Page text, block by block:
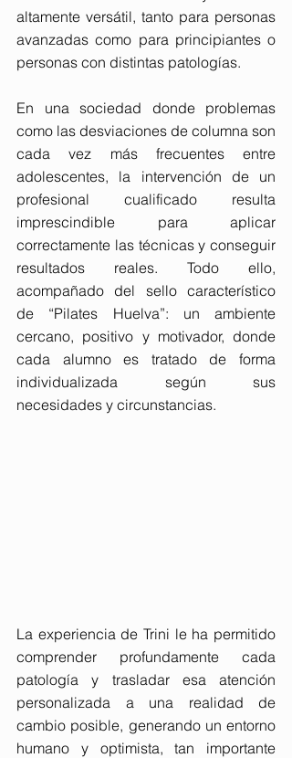
altamente versátil, tanto para personas
avanzadas como para principiantes o
personas con distintas patologías.
En una sociedad donde problemas
como las desviaciones de columna son
cada vez más frecuentes entre
adolescentes, la intervención de un
profesional cualificado resulta
imprescindible para aplicar
correctamente las técnicas y conseguir
resultados reales. Todo ello,
acompañado del sello característico
de “Pilates Huelva”: un ambiente
cercano, positivo y motivador, donde
cada alumno es tratado de forma
individualizada según sus
necesidades y circunstancias.
La experiencia de Trini le ha permitido
comprender profundamente cada
patología y trasladar esa atención
personalizada a una realidad de
cambio posible, generando un entorno
humano y optimista, tan importante